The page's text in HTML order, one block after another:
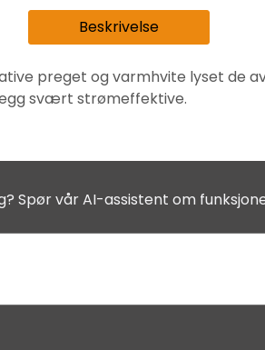
Beskrivelse
preget og varmhvite lyset de
svært strømeffektive.
Spør vår AI-assistent om